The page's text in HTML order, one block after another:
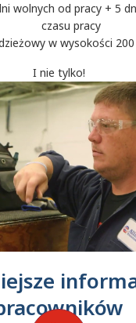
wolnych od pracy + 5
czasu pracy
w wysokości 200
I nie tylko!